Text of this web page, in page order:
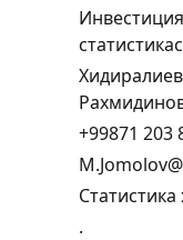
+99871 203
.